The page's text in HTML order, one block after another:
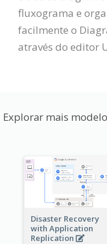
fluxograma e
facilmente o
através do editor
Explorar mais
Disaster Recovery
with Application
Replication